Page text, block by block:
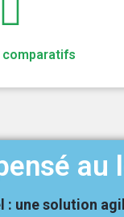
comparatifs
: une solution